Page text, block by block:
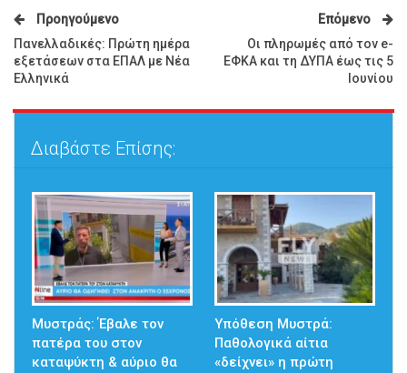
Προηγούμενο
Πανελλαδικές: Πρώτη ημέρα
εξετάσεων στα ΕΠΑΛ με Νέα
Ελληνικά
Επόμενο
Οι πληρωμές από τον e-
ΕΦΚΑ και τη ΔΥΠΑ έως τις 5
Iουνίου
Διαβάστε Επίσης:
Μυστράς: Έβαλε τον
πατέρα του στον
καταψύκτη & αύριο θα
Υπόθεση Μυστρά:
Παθολογικά αίτια
«δείχνει» η πρώτη